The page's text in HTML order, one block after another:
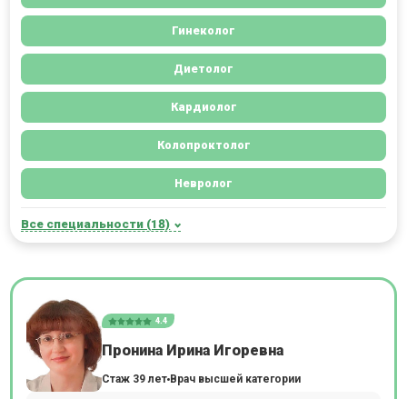
Гинеколог
Диетолог
Кардиолог
Колопроктолог
Невролог
Все специальности (18)
4.4
Пронина Ирина Игоревна
Стаж 39 лет Врач высшей категории